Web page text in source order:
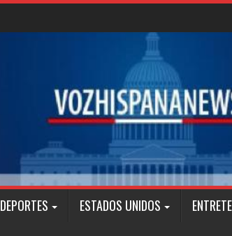
DEPORTES ESTADOS UNIDOS